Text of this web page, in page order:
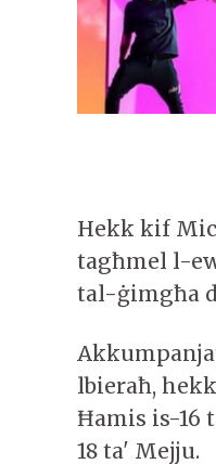
Hekk kif
tagħmel l-
tal-ġimgħa
lbieraħ,
Ħamis is-16
18 ta' Mejju.